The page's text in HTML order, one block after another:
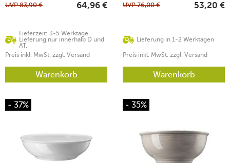
Lieferzeit: 3-5 Werktage.
Lieferung nur innerhalb D und
AT.
UVP83,90 € 64,96 €
Preis inkl. MwSt. zzgl. Versand
Warenkorb
Lieferung in 1-2 Werktagen
UVP76,00 € 53,20 €
Preis inkl. MwSt. zzgl. Versand
Warenkorb
- 37% - 35%